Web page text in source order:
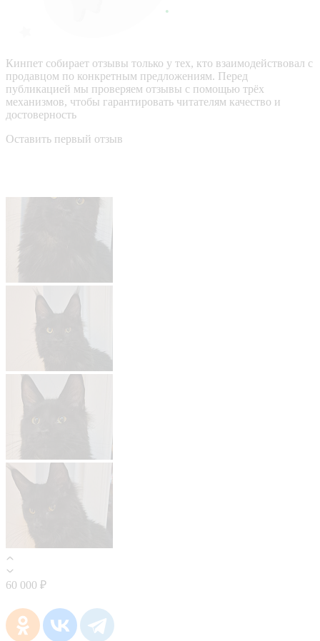
Кинпет собирает отзывы только у тех, кто взаимодействовал с
продавцом по конкретным предложениям. Перед
публикацией мы проверяем отзывы с помощью трёх
механизмов, чтобы гарантировать читателям качество и
достоверность
Оставить первый отзыв
60 000 ₽